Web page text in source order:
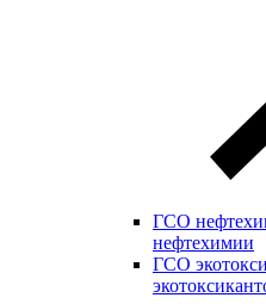
ГСО
нефтехимии
ГСО